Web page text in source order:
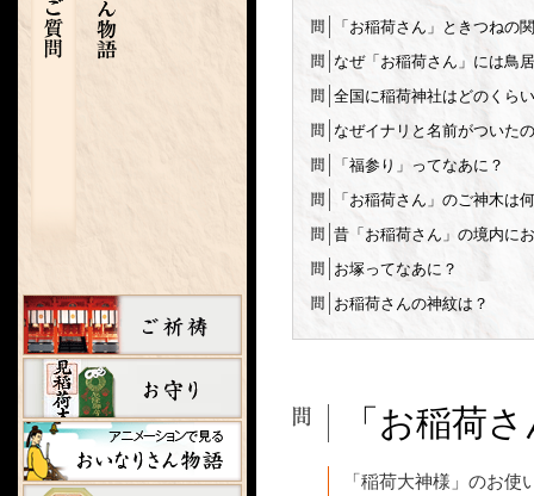
「お稲荷さん」ときつねの
なぜ「お稲荷さん」には鳥
全国に稲荷神社はどのくら
なぜイナリと名前がついた
「福参り」ってなあに？
「お稲荷さん」のご神木は
昔「お稲荷さん」の境内に
お塚ってなあに？
お稲荷さんの神紋は？
「お稲荷
「稲荷大神様」のお